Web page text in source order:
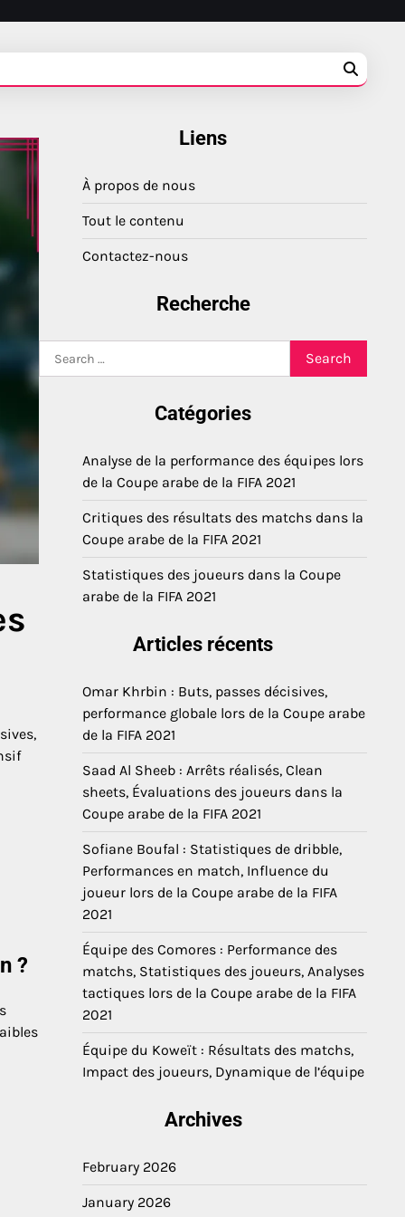
?
Liens
À propos de nous
Tout le contenu
Contactez-nous
Recherche
for:
Catégories
Analyse de la performance des équipes lors
de la Coupe arabe de la FIFA 2021
Critiques des résultats des matchs dans la
Coupe arabe de la FIFA 2021
Statistiques des joueurs dans la Coupe
arabe de la FIFA 2021
Articles récents
Omar Khrbin : Buts, passes décisives,
performance globale lors de la Coupe arabe
de la FIFA 2021
Saad Al Sheeb : Arrêts réalisés, Clean
sheets, Évaluations des joueurs dans la
Coupe arabe de la FIFA 2021
Sofiane Boufal : Statistiques de dribble,
Performances en match, Influence du
joueur lors de la Coupe arabe de la FIFA
2021
Équipe des Comores : Performance des
matchs, Statistiques des joueurs, Analyses
tactiques lors de la Coupe arabe de la FIFA
2021
Équipe du Koweït : Résultats des matchs,
Impact des joueurs, Dynamique de l’équipe
Archives
February 2026
January 2026